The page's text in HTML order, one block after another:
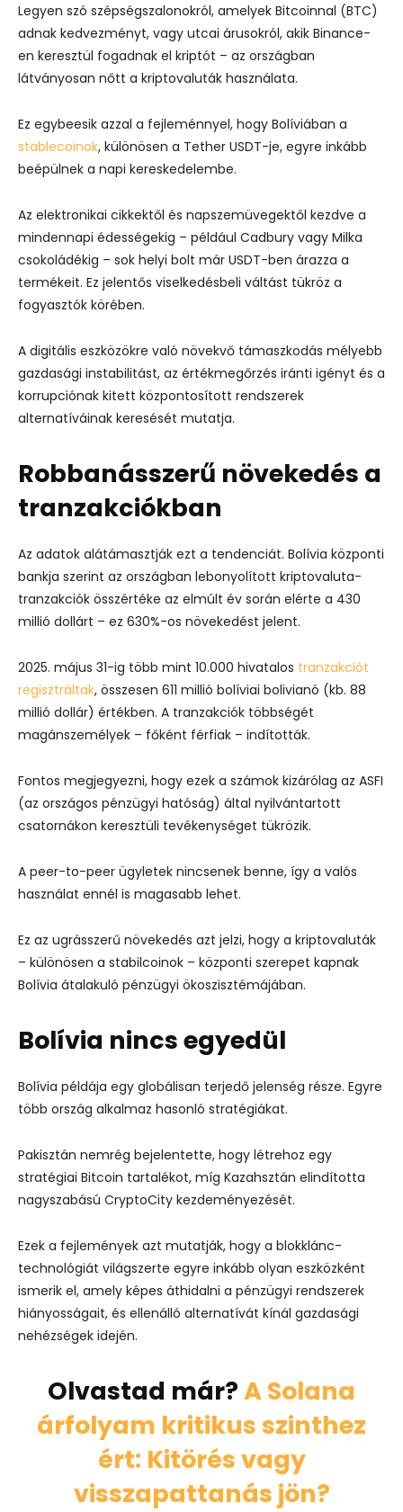
Legyen szó szépségszalonokról, amelyek Bitcoinnal (BTC)
adnak kedvezményt, vagy utcai árusokról, akik Binance-
en keresztül fogadnak el kriptót – az országban
látványosan nőtt a kriptovaluták használata.
Ez egybeesik azzal a fejleménnyel, hogy Bolíviában a
stablecoinok, különösen a Tether USDT-je, egyre inkább
beépülnek a napi kereskedelembe.
Az elektronikai cikkektől és napszemüvegektől kezdve a
mindennapi édességekig – például Cadbury vagy Milka
csokoládékig – sok helyi bolt már USDT-ben árazza a
termékeit. Ez jelentős viselkedésbeli váltást tükröz a
fogyasztók körében.
A digitális eszközökre való növekvő támaszkodás mélyebb
gazdasági instabilitást, az értékmegőrzés iránti igényt és a
korrupciónak kitett központosított rendszerek
alternatíváinak keresését mutatja.
Robbanásszerű növekedés a
tranzakciókban
Az adatok alátámasztják ezt a tendenciát. Bolívia központi
bankja szerint az országban lebonyolított kriptovaluta-
tranzakciók összértéke az elmúlt év során elérte a 430
millió dollárt – ez 630%-os növekedést jelent.
2025. május 31-ig több mint 10.000 hivatalos tranzakciót
regisztráltak, összesen 611 millió bolíviai bolivianó (kb. 88
millió dollár) értékben. A tranzakciók többségét
magánszemélyek – főként férfiak – indították.
Fontos megjegyezni, hogy ezek a számok kizárólag az ASFI
(az országos pénzügyi hatóság) által nyilvántartott
csatornákon keresztüli tevékenységet tükrözik.
A peer-to-peer ügyletek nincsenek benne, így a valós
használat ennél is magasabb lehet.
Ez az ugrásszerű növekedés azt jelzi, hogy a kriptovaluták
– különösen a stabilcoinok – központi szerepet kapnak
Bolívia átalakuló pénzügyi ökoszisztémájában.
Bolívia nincs egyedül
Bolívia példája egy globálisan terjedő jelenség része. Egyre
több ország alkalmaz hasonló stratégiákat.
Pakisztán nemrég bejelentette, hogy létrehoz egy
stratégiai Bitcoin tartalékot, míg Kazahsztán elindította
nagyszabású CryptoCity kezdeményezését.
Ezek a fejlemények azt mutatják, hogy a blokklánc-
technológiát világszerte egyre inkább olyan eszközként
ismerik el, amely képes áthidalni a pénzügyi rendszerek
hiányosságait, és ellenálló alternatívát kínál gazdasági
nehézségek idején.
Olvastad már?A Solana
árfolyam kritikus szinthez
ért: Kitörés vagy
visszapattanás jön?